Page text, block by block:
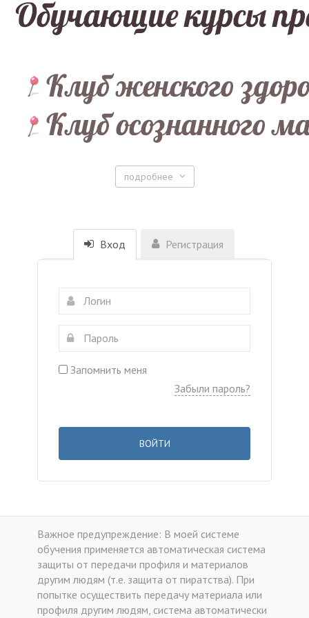
подробнее
Вход Регистрация
Запомнить меня
Забыли пароль?
ВОЙТИ
Важное предупреждение: В моей системе
обучения применяется автоматическая система
защиты от передачи профиля и материалов
другим людям (т.е. защита от пиратства). При
попытке осуществить передачу материала или
профиля другим людям, система автоматически